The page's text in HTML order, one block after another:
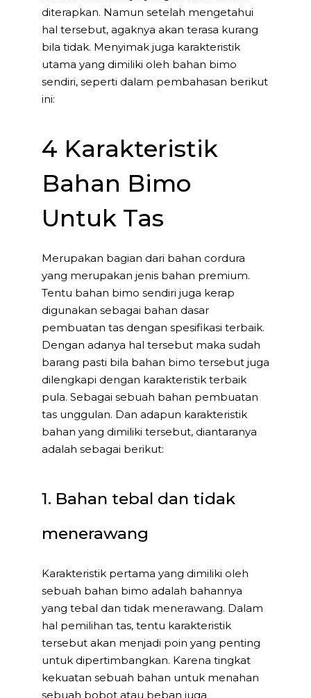
diterapkan. Namun setelah mengetahui
hal tersebut, agaknya akan terasa kurang
bila tidak. Menyimak juga karakteristik
utama yang dimiliki oleh bahan bimo
sendiri, seperti dalam pembahasan berikut
ini:
4 Karakteristik
Bahan Bimo
Untuk Tas
Merupakan bagian dari bahan cordura
yang merupakan jenis bahan premium.
Tentu bahan bimo sendiri juga kerap
digunakan sebagai bahan dasar
pembuatan tas dengan spesifikasi terbaik.
Dengan adanya hal tersebut maka sudah
barang pasti bila bahan bimo tersebut juga
dilengkapi dengan karakteristik terbaik
pula. Sebagai sebuah bahan pembuatan
tas unggulan. Dan adapun karakteristik
bahan yang dimiliki tersebut, diantaranya
adalah sebagai berikut:
1. Bahan tebal dan tidak
menerawang
Karakteristik pertama yang dimiliki oleh
sebuah bahan bimo adalah bahannya
yang tebal dan tidak menerawang. Dalam
hal pemilihan tas, tentu karakteristik
tersebut akan menjadi poin yang penting
untuk dipertimbangkan. Karena tingkat
kekuatan sebuah bahan untuk menahan
sebuah bobot atau beban juga